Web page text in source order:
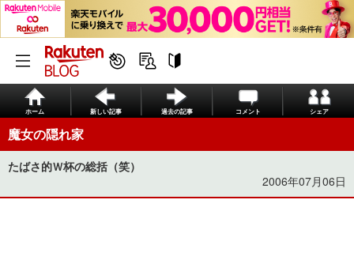
ホーム 新しい記事 過去の記事 コメント シェア
魔女の隠れ家
たばさ的Ｗ杯の総括（笑）
2006年07月06日